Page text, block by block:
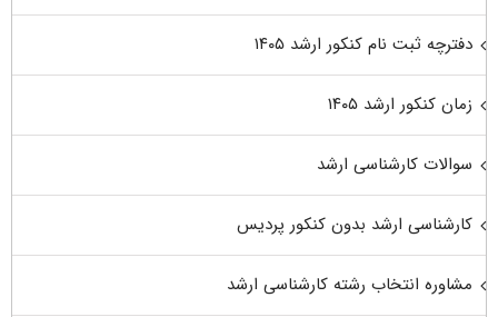
دفترچه ثبت نام کنکور ارشد ۱۴۰۵
زمان کنکور ارشد ۱۴۰۵
سوالات کارشناسی ارشد
کارشناسی ارشد بدون کنکور پردیس
مشاوره انتخاب رشته کارشناسی ارشد